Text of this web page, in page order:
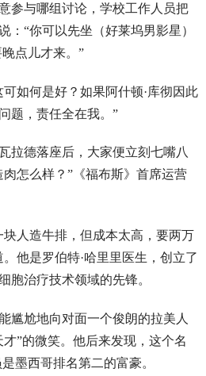
参与哪组讨论，学校工作人员把
：“你可以先坐（好莱坞男影星）
点儿才来。”
如何是好？如果阿什顿·库彻因此
题，责任全在我。”
拉德落座后，大家便立刻七嘴八
怎么样？”《福布斯》首席运营
人造牛排，但成本太高，要两万
他是罗伯特·哈里里医生，创立了
胞治疗技术领域的先锋。
尴尬地向对面一个俊朗的拉美人
”的微笑。他后来发现，这个名
墨西哥排名第二的富豪。